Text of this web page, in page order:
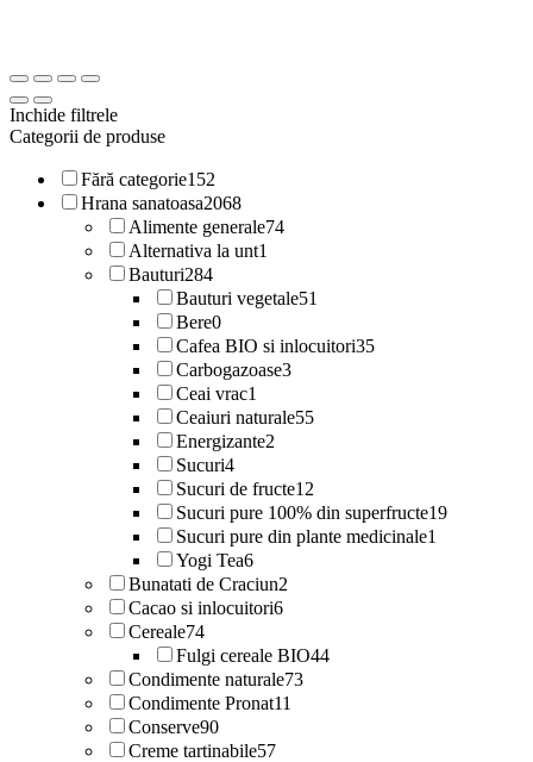
Inchide filtrele
Categorii de produse
Fără categorie152
Hrana sanatoasa2068
Alimente generale74
Alternativa la unt1
Bauturi284
Bauturi vegetale51
Bere0
Cafea BIO si inlocuitori35
Carbogazoase3
Ceai vrac1
Ceaiuri naturale55
Energizante2
Sucuri4
Sucuri de fructe12
Sucuri pure 100% din superfructe19
Sucuri pure din plante medicinale1
Yogi Tea6
Bunatati de Craciun2
Cacao si inlocuitori6
Cereale74
Fulgi cereale BIO44
Condimente naturale73
Condimente Pronat11
Conserve90
Creme tartinabile57